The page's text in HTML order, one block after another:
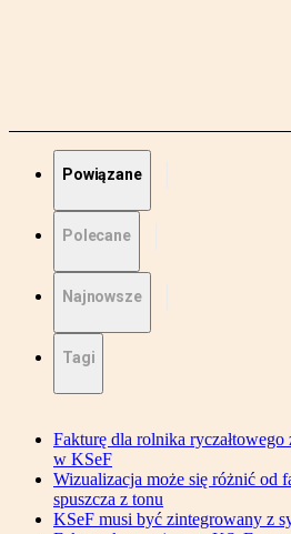
Powiązane
Polecane
Najnowsze
Tagi
Fakturę dla rolnika
w KSeF
Wizualizacja może się różnić od
spuszcza z tonu
KSeF musi być zintegrowany z